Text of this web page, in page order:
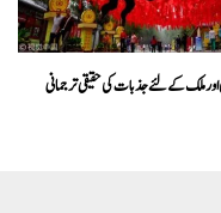
ملک کے لئے جذبات کی حقیقی ترجمانی